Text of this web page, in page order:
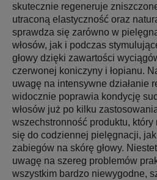
skutecznie regeneruje
utraconą elastyczność oraz
sprawdza się zarówno w
włosów, jak i podczas
głowy dzięki zawartości
czerwonej koniczyny i łopianu.
uwagę na intensywne działanie
widocznie poprawia kondycję
włosów już po kilku
wszechstronność produktu,
się do codziennej pielęgnacji,
zabiegów na skórę głowy.
uwagę na szereg problemów
wszystkim bardzo niewygodne,